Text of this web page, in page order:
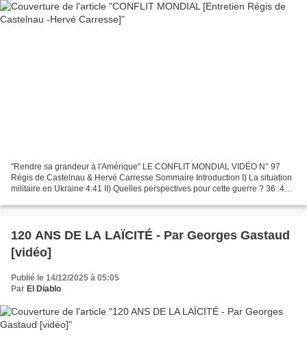
"Rendre sa grandeur à l'Amérique" LE CONFLIT MONDIAL VIDÉO N° 97
Régis de Castelnau & Hervé Carresse Sommaire Introduction I) La situation
militaire en Ukraine 4:41 II) Quelles perspectives pour cette guerre ? 36 :44
120 ANS DE LA LAÏCITÉ - Par Georges Gastaud
[vidéo]
Publié le 14/12/2025 à 05:05
Par El Diablo